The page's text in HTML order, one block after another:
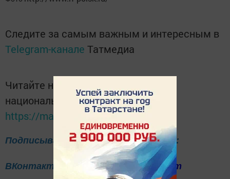
Следите за самым важным и интересным в
Telegram-канале Татмедиа
Читайте новости Татарстана в
национальном мессенджере MАХ:
https://max.ru/tatmedia
Подписывайтесь на нас в соцсетях:
ВКонтакте Одноклассники Telegram